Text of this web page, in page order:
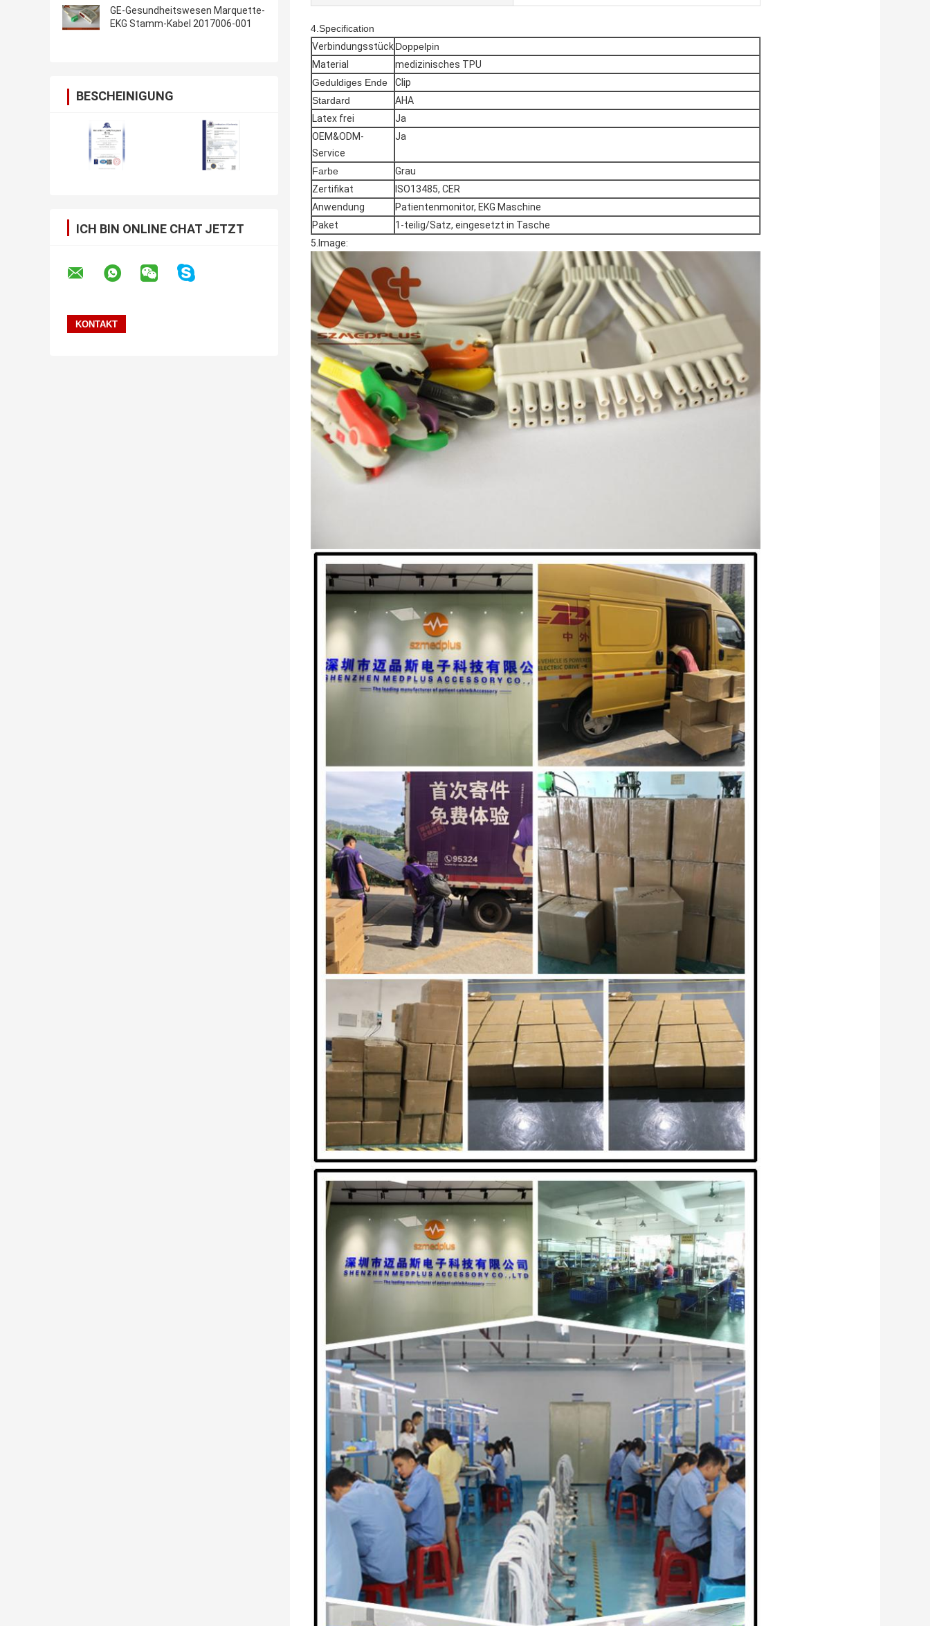
GE-Gesundheitswesen Marquette-
EKG Stamm-Kabel 2017006-001
BESCHEINIGUNG
ICH BIN ONLINE CHAT JETZT
4.Specification
VerbindungsstückDoppelpin
Material
medizinisches TPU
Geduldiges Ende
Clip
Stardard
AHA
Latex frei
Ja
OEM&ODM-
Service
Ja
Farbe
Grau
Zertifikat
ISO13485, CER
Anwendung
Patientenmonitor, EKG Maschine
Paket
1-teilig/Satz, eingesetzt in Tasche
5.Image: